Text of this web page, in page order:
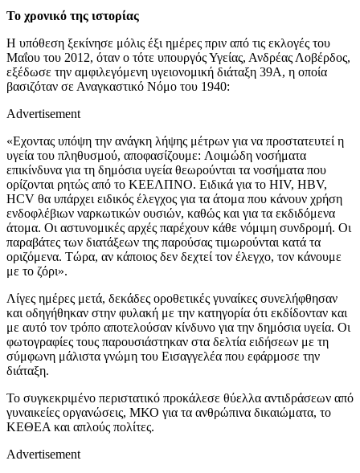
Το χρονικό της ιστορίας
Η υπόθεση ξεκίνησε μόλις έξι ημέρες πριν από τις εκλογές του
Μαΐου του 2012, όταν ο τότε υπουργός Υγείας, Ανδρέας Λοβέρδος,
εξέδωσε την αμφιλεγόμενη υγειονομική διάταξη 39Α, η οποία
βασιζόταν σε Αναγκαστικό Νόμο του 1940:
Advertisement
«Εχοντας υπόψη την ανάγκη λήψης μέτρων για να προστατευτεί η
υγεία του πληθυσμού, αποφασίζουμε: Λοιμώδη νοσήματα
επικίνδυνα για τη δημόσια υγεία θεωρούνται τα νοσήματα που
ορίζονται ρητώς από το ΚΕΕΛΠΝΟ. Ειδικά για το HIV, HBV,
HCV θα υπάρχει ειδικός έλεγχος για τα άτομα που κάνουν χρήση
ενδοφλέβιων ναρκωτικών ουσιών, καθώς και για τα εκδιδόμενα
άτομα. Οι αστυνομικές αρχές παρέχουν κάθε νόμιμη συνδρομή. Οι
παραβάτες των διατάξεων της παρούσας τιμωρούνται κατά τα
οριζόμενα. Τώρα, αν κάποιος δεν δεχτεί τον έλεγχο, τον κάνουμε
με το ζόρι».
Λίγες ημέρες μετά, δεκάδες οροθετικές γυναίκες συνελήφθησαν
και οδηγήθηκαν στην φυλακή με την κατηγορία ότι εκδίδονταν και
με αυτό τον τρόπο αποτελούσαν κίνδυνο για την δημόσια υγεία. Οι
φωτογραφίες τους παρουσιάστηκαν στα δελτία ειδήσεων με τη
σύμφωνη μάλιστα γνώμη του Εισαγγελέα που εφάρμοσε την
διάταξη.
Το συγκεκριμένο περιστατικό προκάλεσε θύελλα αντιδράσεων από
γυναικείες οργανώσεις, ΜΚΟ για τα ανθρώπινα δικαιώματα, το
ΚΕΘΕΑ και απλούς πολίτες.
Advertisement